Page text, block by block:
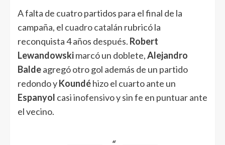
A falta de cuatro partidos para el final de la
campaña, el cuadro catalán rubricó la
reconquista 4 años después. Robert
Lewandowskimarcó un doblete,Alejandro
Baldeagregó otro gol además de un partido
redondo yKoundéhizo el cuarto ante un
Espanyol casi inofensivo y sin fe en puntuar ante
el vecino.